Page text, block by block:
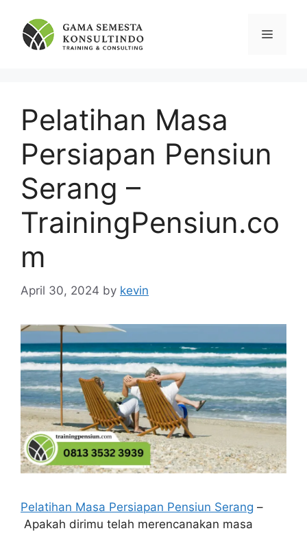
content
Menu
Pelatihan Masa
Persiapan Pensiun
Serang –
TrainingPensiun.co
m
April 30, 2024 by kevin
Pelatihan Masa Persiapan Pensiun Serang –
Apakah dirimu telah merencanakan masa